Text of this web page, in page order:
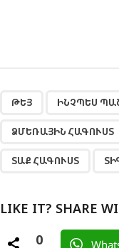
ԹԵՅ ԻՆՉՊԵՍ
ՁՄԵՌԱՅԻՆ ՀԱԳՈՒՍՏ
ՏԱՔ ՀԱԳՈՒՍՏ
LIKE IT? SHARE
0